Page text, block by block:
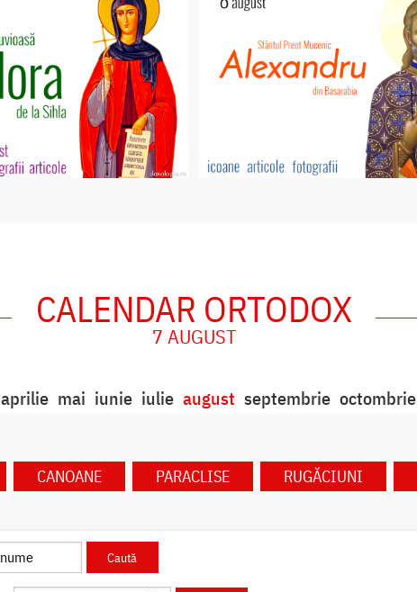
CALENDAR ORTODOX
7 AUGUST
aprilie mai iunie iulie august septembrie octombrie
CANOANE PARACLISE RUGĂCIUNI